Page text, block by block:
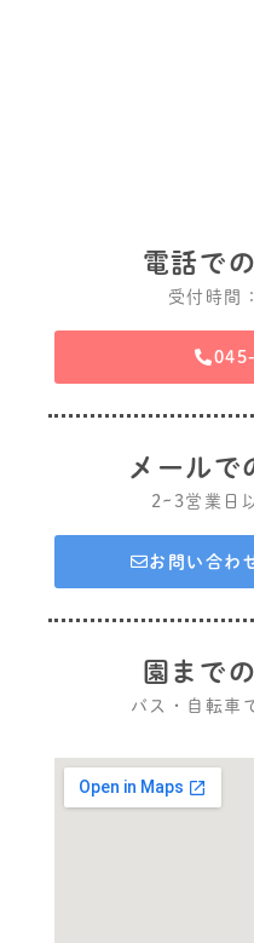
電話で
受付時間
メールで
2~3営業日
お問い合わ
園まで
バス・自転車